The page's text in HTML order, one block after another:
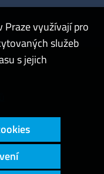
Praze využívají pro
služeb
s jejich